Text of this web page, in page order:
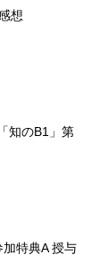
想
知のB1」第
加特典A 授与